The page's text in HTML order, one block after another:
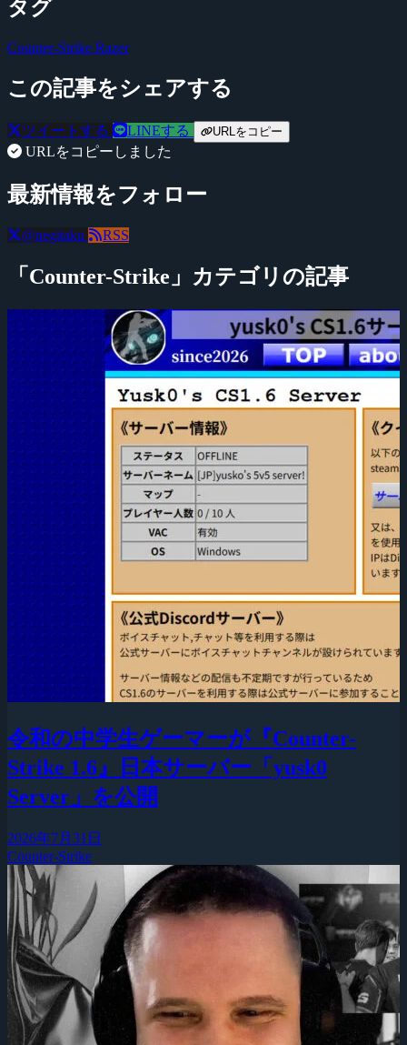
タグ
Counter-Strike Razer
この記事をシェアする
ツイートする LINEする URLをコピー
URLをコピーしました
最新情報をフォロー
@negitaku RSS
「Counter-Strike」カテゴリの記事
令和の中学生ゲーマーが『Counter-
Strike 1.6』日本サーバー「yusk0
Server」を公開
2026年7月31日
Counter-Strike